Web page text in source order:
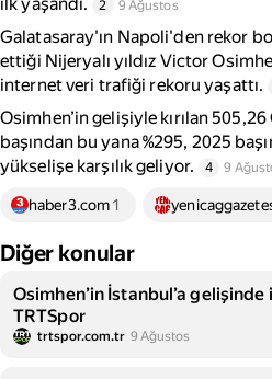
2 9 Ağustos
Galatasaray'ın Napoli'den rekor
ettiği Nijeryalı yıldız Victor
internet veri trafiği rekoru yaşattı.
Osimhen’in gelişiyle kırılan
başından bu yana %295, 2025
yükselişe karşılık geliyor.
4 9
haber3.com1
Diğer konular
Osimhen’in İstanbul’a gelişinde
TRTSpor
trtspor.com.tr 9 Ağustos